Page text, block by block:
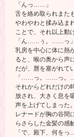
「んっ……」
舌を絡め取られまた
やわやわと揉み込ま
ことで、それ以上動
「ん……ぅ。……っ」
乳房を中心に体に熱
ると、喉の奥から声
だが、唇を塞がれて
「……っ。……っ。
それからどれだけの
放され、大きく息を
声を上げてしまった。
レナードが胸の谷間
らさらした金髪の感
「で、殿下、何をっ